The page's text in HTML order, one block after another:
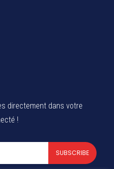
directement dans votre
!
SUBSCRIBE